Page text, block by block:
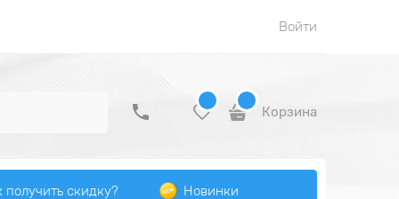
Войти
Корзина
получить скидку? Новинки